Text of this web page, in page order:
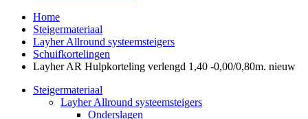
Home
Steigermateriaal
Layher Allround systeemsteigers
Schuifkortelingen
Layher AR Hulpkorteling verlengd 1,40 -0,00/0,80m. nieuw
Steigermateriaal
Layher Allround systeemsteigers
Onderslagen